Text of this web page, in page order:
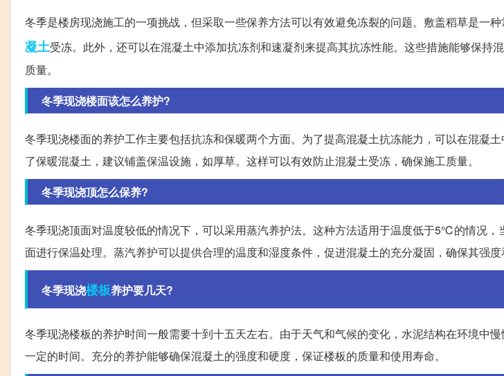
冬季是楼房现浇施工的一项挑战，但采取一些保养方法可以有效避免冻裂的问题。敷盖稻草是一
凝土受冻。此外，还可以在混凝土中添加抗冻剂和速凝剂来提高其抗冻性能。这些措施能够保持
质量。
冬季现浇楼面该怎么养护?
冬季现浇楼面的养护工作主要包括抗冻和保暖两个方面。为了提高混凝土抗冻能力，可以在混凝
了保暖混凝土，建议铺盖保温设施，如厚草。这样可以有效防止混凝土受冻，确保施工质量。
冬季现浇顶怎么保养?
冬季现浇顶面对温度较低的情况下，可以采用蒸汽养护法。这种方法适用于温度低于5℃的情况，
面进行保温处理。蒸汽养护可以提供合理的温度和湿度条件，促进混凝土的充分凝固，确保其强度
冬季现浇楼板养护要几天?
冬季现浇楼板的养护时间一般需要十到十五天左右。由于天气和气候的变化，水泥结构在环境中
一定的时间。充分的养护能够确保混凝土的强度和硬度，保证楼板的质量和使用寿命。